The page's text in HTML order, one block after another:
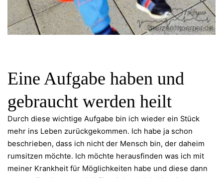
Eine Aufgabe haben und
gebraucht werden heilt
Durch diese wichtige Aufgabe bin ich wieder ein Stück
mehr ins Leben zurückgekommen. Ich habe ja schon
beschrieben, dass ich nicht der Mensch bin, der daheim
rumsitzen möchte. Ich möchte herausfinden was ich mit
meiner Krankheit für Möglichkeiten habe und diese dann